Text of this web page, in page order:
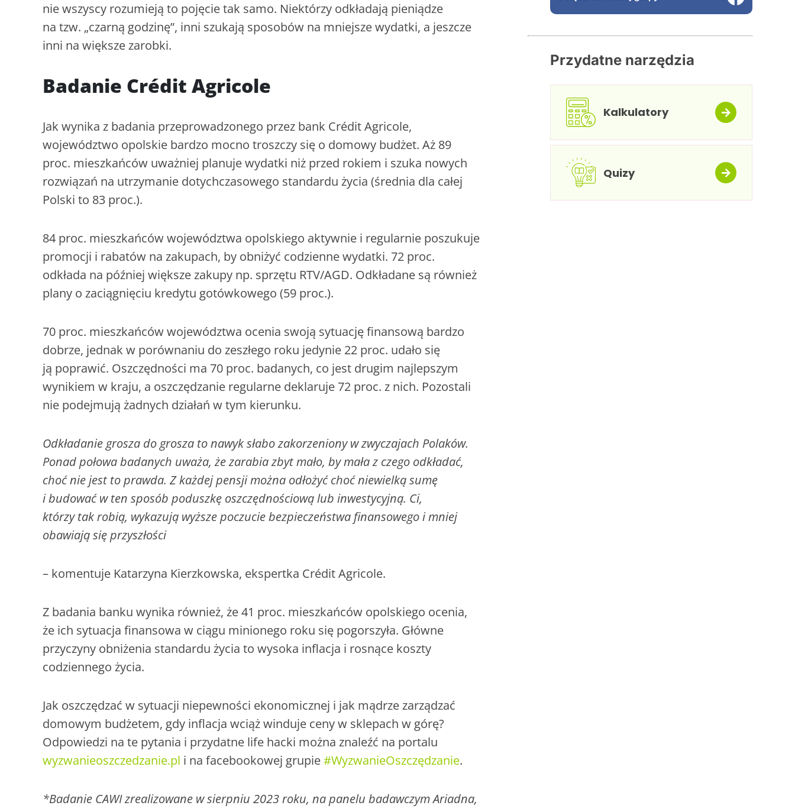
Przydatne narzędzia
Kalkulatory
Quizy
nie wszyscy rozumieją to pojęcie tak samo. Niektórzy odkładają pieniądze
na tzw. „czarną godzinę”, inni szukają sposobów na mniejsze wydatki, a jeszcze
inni na większe zarobki.
Badanie Crédit Agricole
Jak wynika z badania przeprowadzonego przez bank Crédit Agricole,
województwo opolskie bardzo mocno troszczy się o domowy budżet. Aż 89
proc. mieszkańców uważniej planuje wydatki niż przed rokiem i szuka nowych
rozwiązań na utrzymanie dotychczasowego standardu życia (średnia dla całej
Polski to 83 proc.).
84 proc. mieszkańców województwa opolskiego aktywnie i regularnie poszukuje
promocji i rabatów na zakupach, by obniżyć codzienne wydatki. 72 proc.
odkłada na później większe zakupy np. sprzętu RTV/AGD. Odkładane są również
plany o zaciągnięciu kredytu gotówkowego (59 proc.).
70 proc. mieszkańców województwa ocenia swoją sytuację finansową bardzo
dobrze, jednak w porównaniu do zeszłego roku jedynie 22 proc. udało się
ją poprawić. Oszczędności ma 70 proc. badanych, co jest drugim najlepszym
wynikiem w kraju, a oszczędzanie regularne deklaruje 72 proc. z nich. Pozostali
nie podejmują żadnych działań w tym kierunku.
Odkładanie grosza do grosza to nawyk słabo zakorzeniony w zwyczajach Polaków.
Ponad połowa badanych uważa, że zarabia zbyt mało, by mała z czego odkładać,
choć nie jest to prawda. Z każdej pensji można odłożyć choć niewielką sumę
i budować w ten sposób poduszkę oszczędnościową lub inwestycyjną. Ci,
którzy tak robią, wykazują wyższe poczucie bezpieczeństwa finansowego i mniej
obawiają się przyszłości
– komentuje Katarzyna Kierzkowska, ekspertka Crédit Agricole.
Z badania banku wynika również, że 41 proc. mieszkańców opolskiego ocenia,
że ich sytuacja finansowa w ciągu minionego roku się pogorszyła. Główne
przyczyny obniżenia standardu życia to wysoka inflacja i rosnące koszty
codziennego życia.
Jak oszczędzać w sytuacji niepewności ekonomicznej i jak mądrze zarządzać
domowym budżetem, gdy inflacja wciąż winduje ceny w sklepach w górę?
Odpowiedzi na te pytania i przydatne life hacki można znaleźć na portalu
wyzwanieoszczedzanie.pl i na facebookowej grupie#WyzwanieOszczędzanie.
*Badanie CAWI zrealizowane w sierpniu 2023 roku, na panelu badawczym Ariadna,